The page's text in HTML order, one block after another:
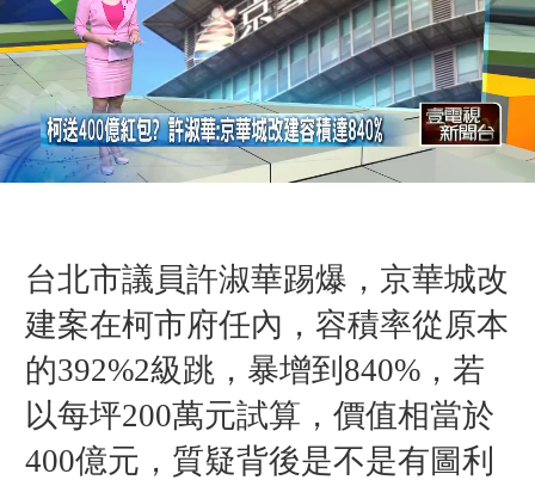
台北市議員許淑華踢爆，京華城改
建案在柯市府任內，容積率從原本
的392%2級跳，暴增到840%，若
以每坪200萬元試算，價值相當於
400億元，質疑背後是不是有圖利